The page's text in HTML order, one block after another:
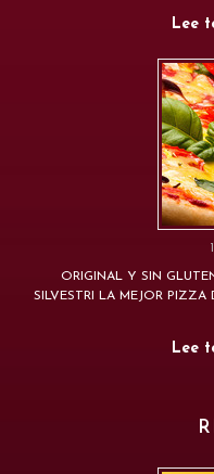
Lee
ORIGINAL Y SIN
SILVESTRI LA MEJOR PIZZA
Lee